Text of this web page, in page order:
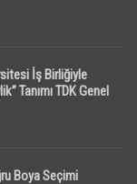
İş Birliğiyle
Tanımı TDK Genel
Boya Seçimi